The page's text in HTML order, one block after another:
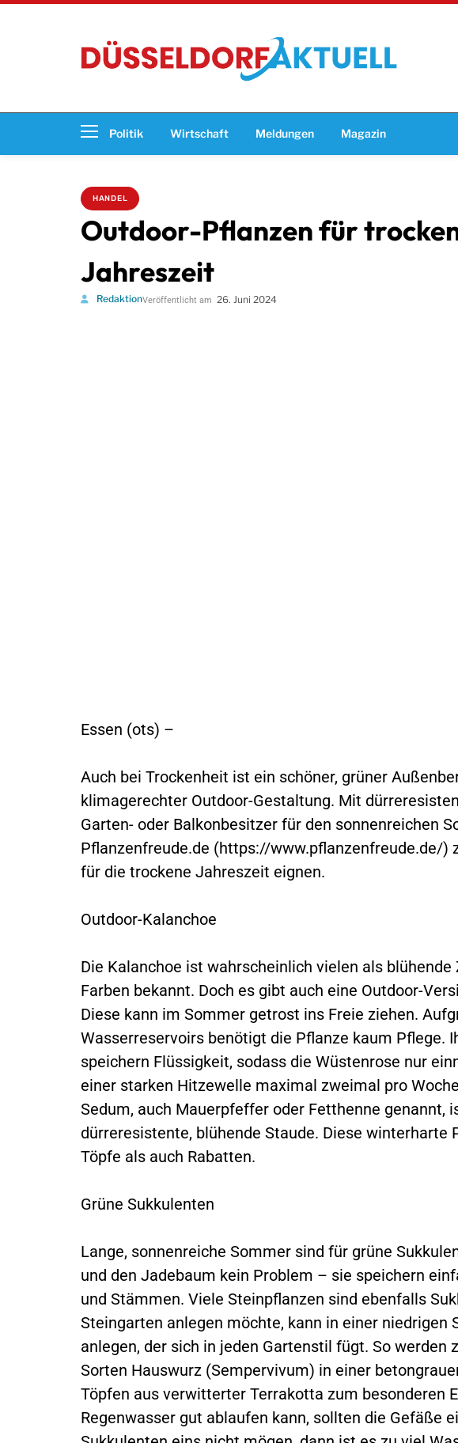
Politik Wirtschaft Meldungen Magazin
HANDEL
Outdoor-Pflanzen für
Jahreszeit
RedaktionVeröffentlicht am 26. Juni 2024
Essen (ots) –
Auch bei Trockenheit ist ein schöner, grüner
klimagerechter Outdoor-Gestaltung. Mit
Garten- oder Balkonbesitzer für den sonnenreichen
Pflanzenfreude.de (https://www.pflanzenfreude.de/)
für die trockene Jahreszeit eignen.
Outdoor-Kalanchoe
Die Kalanchoe ist wahrscheinlich vielen als
Farben bekannt. Doch es gibt auch eine Outdoor-
Diese kann im Sommer getrost ins Freie ziehen.
Wasserreservoirs benötigt die Pflanze kaum Pflege.
speichern Flüssigkeit, sodass die Wüstenrose nur
einer starken Hitzewelle maximal zweimal pro
Sedum, auch Mauerpfeffer oder Fetthenne genannt,
dürreresistente, blühende Staude. Diese winterharte
Töpfe als auch Rabatten.
Grüne Sukkulenten
Lange, sonnenreiche Sommer sind für grüne
und den Jadebaum kein Problem – sie speichern
und Stämmen. Viele Steinpflanzen sind ebenfalls
Steingarten anlegen möchte, kann in einer niedrigen
anlegen, der sich in jeden Gartenstil fügt. So werden
Sorten Hauswurz (Sempervivum) in einer
Töpfen aus verwitterter Terrakotta zum besonderen
Regenwasser gut ablaufen kann, sollten die Gefäße